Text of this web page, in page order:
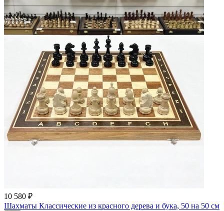
10 580 ₽
Шахматы Классические из красного дерева и бука, 50 на 50 см